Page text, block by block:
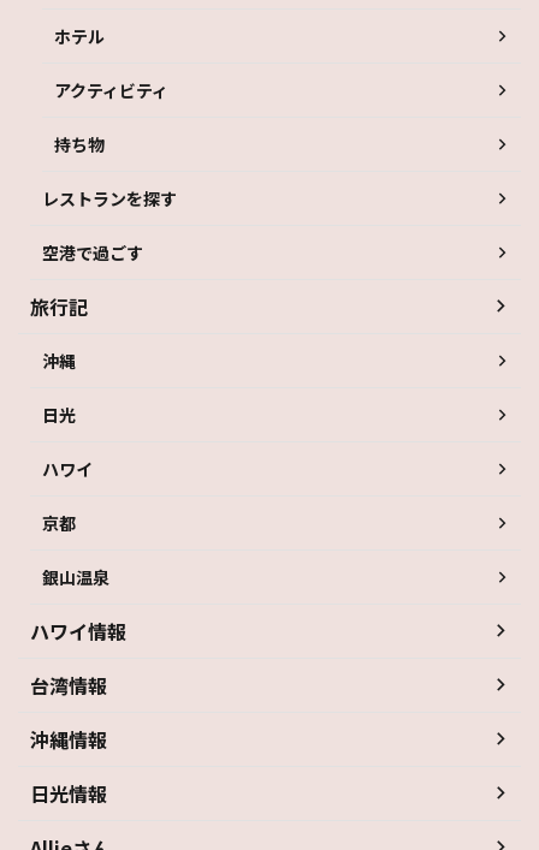
ホテル
アクティビティ
持ち物
レストランを探す
空港で過ごす
旅行記
沖縄
日光
ハワイ
京都
銀山温泉
ハワイ情報
台湾情報
沖縄情報
日光情報